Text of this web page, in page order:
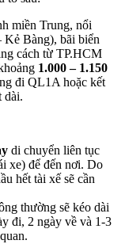
miền Trung, nổi
Kẻ Bàng), bãi biển
cách từ TP.HCM
1.000 – 1.150
đi QL1A hoặc kết
dài.
di chuyển liên tục
xe) để đến nơi. Do
hết tài xế sẽ cần
thường sẽ kéo dài
đi, 2 ngày về và 1-3